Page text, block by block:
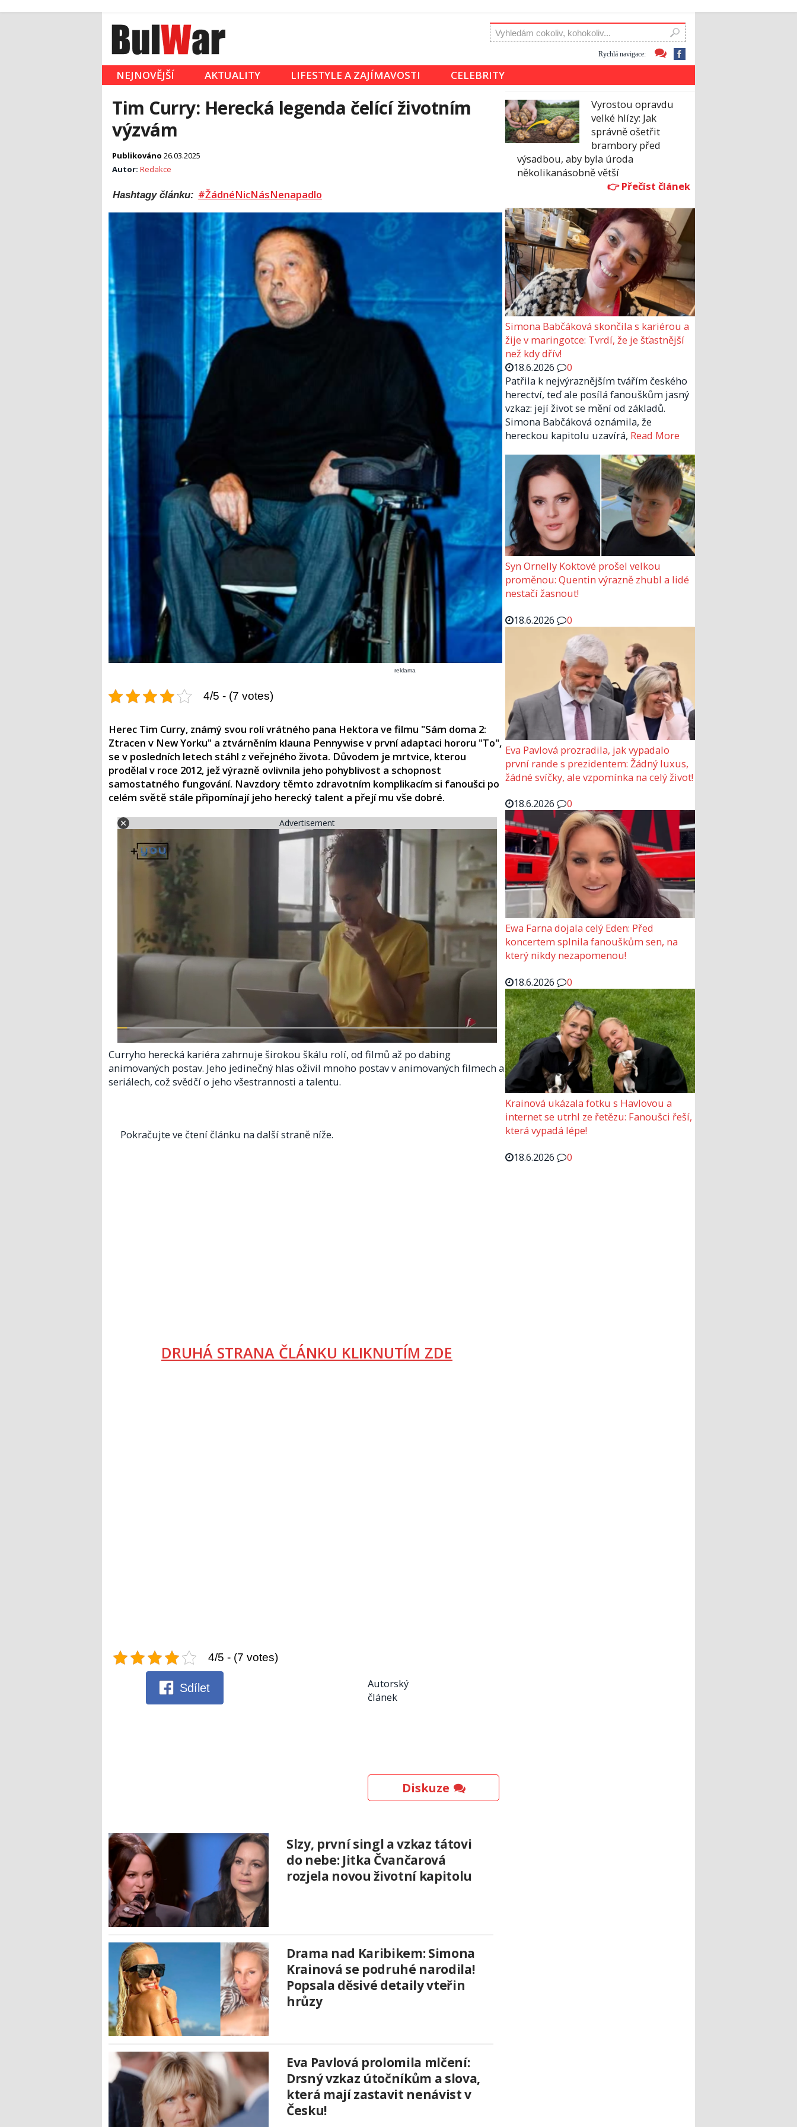
Rychlá navigace:
NEJNOVĚJŠÍ AKTUALITY LIFESTYLE A ZAJÍMAVOSTI CELEBRITY
Tim Curry: Herecká legenda čelící životním
výzvám
Publikováno 26.03.2025
Autor: Redakce
Hashtagy článku: #ŽádnéNicNásNenapadlo
reklama
4/5 - (7 votes)
​Herec Tim Curry, známý svou rolí vrátného pana Hektora ve filmu "Sám doma 2:
Ztracen v New Yorku" a ztvárněním klauna Pennywise v první adaptaci hororu "To",
se v posledních letech stáhl z veřejného života. Důvodem je mrtvice, kterou
prodělal v roce 2012, jež výrazně ovlivnila jeho pohyblivost a schopnost
samostatného fungování. Navzdory těmto zdravotním komplikacím si fanoušci po
celém světě stále připomínají jeho herecký talent a přejí mu vše dobré.​
Advertisement
Curryho herecká kariéra zahrnuje širokou škálu rolí, od filmů až po dabing
animovaných postav. Jeho jedinečný hlas oživil mnoho postav v animovaných filmech a
seriálech, což svědčí o jeho všestrannosti a talentu.
Pokračujte ve čtení článku na další straně níže.
DRUHÁ STRANA ČLÁNKU KLIKNUTÍM ZDE
4/5 - (7 votes)
Sdílet
Autorský
článek
Diskuze
Slzy, první singl a vzkaz tátovi
do nebe: Jitka Čvančarová
rozjela novou životní kapitolu
Drama nad Karibikem: Simona
Krainová se podruhé narodila!
Popsala děsivé detaily vteřin
hrůzy
Eva Pavlová prolomila mlčení:
Drsný vzkaz útočníkům a slova,
která mají zastavit nenávist v
Česku!
Vyrostou opravdu
velké hlízy: Jak
správně ošetřit
brambory před
výsadbou, aby byla úroda
několikanásobně větší
Simona Babčáková skončila s kariérou a
žije v maringotce: Tvrdí, že je šťastnější
než kdy dřív!
18.6.2026
0
Patřila k nejvýraznějším tvářím českého
herectví, teď ale posílá fanouškům jasný
vzkaz: její život se mění od základů.
Simona Babčáková oznámila, že
hereckou kapitolu uzavírá, Read More
Syn Ornelly Koktové prošel velkou
proměnou: Quentin výrazně zhubl a lidé
nestačí žasnout!
18.6.2026
0
Eva Pavlová prozradila, jak vypadalo
první rande s prezidentem: Žádný luxus,
žádné svíčky, ale vzpomínka na celý život!
18.6.2026
0
Ewa Farna dojala celý Eden: Před
koncertem splnila fanouškům sen, na
který nikdy nezapomenou!
18.6.2026
0
Krainová ukázala fotku s Havlovou a
internet se utrhl ze řetězu: Fanoušci řeší,
která vypadá lépe!
18.6.2026
0